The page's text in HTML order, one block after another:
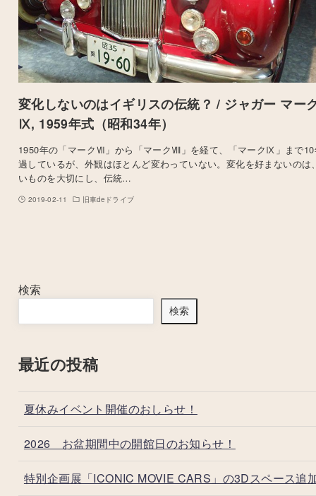
変化しないのはイギリスの伝統？ / ジャガー マー
Ⅸ, 1959年式（昭和34年）
1950年の「マークⅦ」から「マークⅧ」を経て、「マークⅨ」まで10
過しているが、外観はほとんど変わっていない。変化を好まないのは
いものを大切にし、伝統…
2019-02-11 旧車deドライブ
検索
検索
最近の投稿
夏休みイベント開催のおしらせ！
2026 お盆期間中の開館日のお知らせ！
特別企画展「ICONIC MOVIE CARS」の3Dスペース追